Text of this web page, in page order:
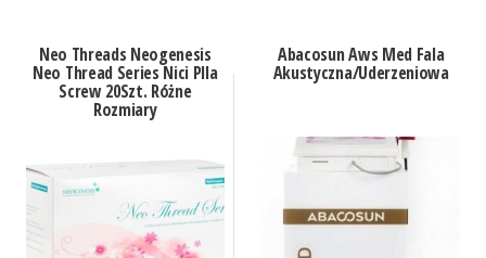
Neo Threads Neogenesis
Neo Thread Series Nici Plla
Screw 20Szt. Różne
Rozmiary
Abacosun Aws Med Fala
Akustyczna/Uderzeniowa